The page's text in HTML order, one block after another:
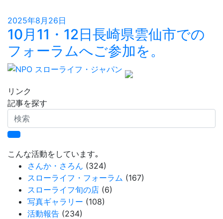
2025年8月26日
10月11・12日長崎県雲仙市での
フォーラムへご参加を。
リンク
記事を探す
検
索
こんな活動をしています｡
さんか・さろん (324)
スローライフ・フォーラム (167)
スローライフ旬の店 (6)
写真ギャラリー (108)
活動報告 (234)